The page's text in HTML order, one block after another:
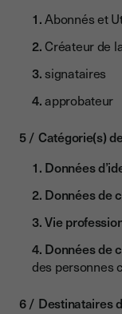
Abonnés et
Créateur de
signataires
approbateur
Catégorie(s)
Données
Données de
Vie
Données de
des personnes
Destinataires